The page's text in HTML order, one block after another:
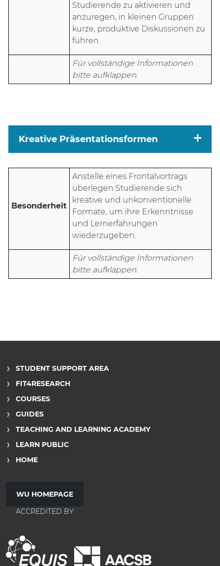
Studierende zu aktivieren und
anzuregen, in kleinen Gruppen
kurze, produktive Diskussionen zu
führen.
Für vollständige Informationen
bitte aufklappen.
Kreative Präsentationsformen
Besonderheit
Anstelle eines Frontalvortrags
überlegen Studierende sich
kreative und unkonventionelle
Formate, um ihre Erkenntnisse
und Lernerfahrungen
wiederzugeben.
Für vollständige Informationen
bitte aufklappen.
STUDENT SUPPORT AREA
FIT4RESEARCH
COURSES
GUIDES
TEACHING AND LEARNING ACADEMY
LEARN PUBLIC
HOME
WU HOMEPAGE
ACCREDITED BY: